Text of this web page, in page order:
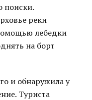
поиски.
реки
лебедки
на борт
и обнаружила у
Туриста